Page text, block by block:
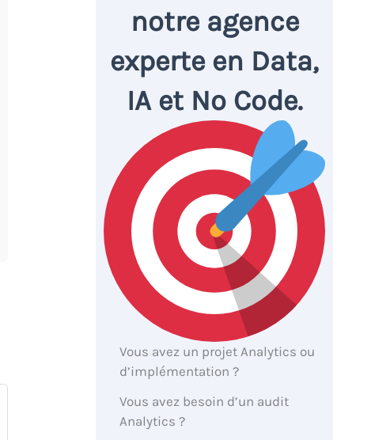
notre agence
experte en Data,
IA et No Code.
Vous avez un projet Analytics ou
d’implémentation ?
Vous avez besoin d’un audit
Analytics ?